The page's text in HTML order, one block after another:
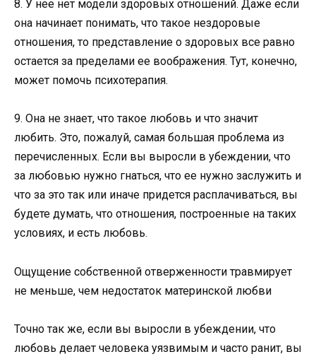
8. У нее нет модели здоровых отношений. Даже если
она начинает понимать, что такое нездоровые
отношения, то представление о здоровых все равно
остается за пределами ее воображения. Тут, конечно,
может помочь психотерапия.
9. Она не знает, что такое любовь и что значит
любить. Это, пожалуй, самая большая проблема из
перечисленных. Если вы выросли в убеждении, что
за любовью нужно гнаться, что ее нужно заслужить и
что за это так или иначе придется расплачиваться, вы
будете думать, что отношения, построенные на таких
условиях, и есть любовь.
Ощущение собственной отверженности травмирует
не меньше, чем недостаток материнской любви
Точно так же, если вы выросли в убеждении, что
любовь делает человека уязвимым и часто ранит, вы